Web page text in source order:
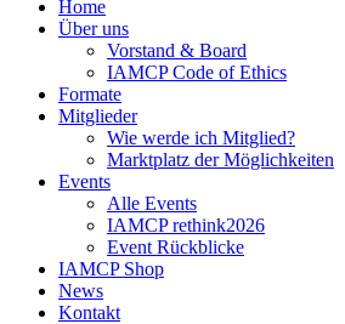
Home
Über uns
Vorstand & Board
IAMCP Code of Ethics
Formate
Mitglieder
Wie werde ich Mitglied?
Marktplatz der Möglichkeiten
Events
Alle Events
IAMCP rethink2026
Event Rückblicke
IAMCP Shop
News
Kontakt